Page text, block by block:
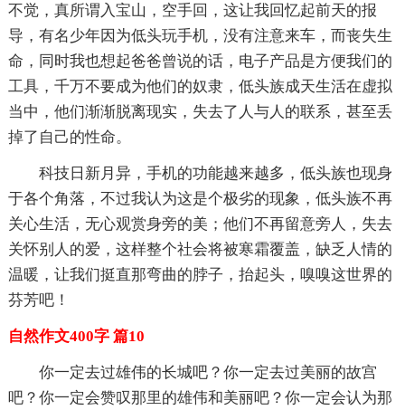
不觉，真所谓入宝山，空手回，这让我回忆起前天的报
导，有名少年因为低头玩手机，没有注意来车，而丧失生
命，同时我也想起爸爸曾说的话，电子产品是方便我们的
工具，千万不要成为他们的奴隶，低头族成天生活在虚拟
当中，他们渐渐脱离现实，失去了人与人的联系，甚至丢
掉了自己的性命。
科技日新月异，手机的功能越来越多，低头族也现身
于各个角落，不过我认为这是个极劣的现象，低头族不再
关心生活，无心观赏身旁的美；他们不再留意旁人，失去
关怀别人的爱，这样整个社会将被寒霜覆盖，缺乏人情的
温暖，让我们挺直那弯曲的脖子，抬起头，嗅嗅这世界的
芬芳吧！
自然作文400字 篇10
你一定去过雄伟的长城吧？你一定去过美丽的故宫
吧？你一定会赞叹那里的雄伟和美丽吧？你一定会认为那